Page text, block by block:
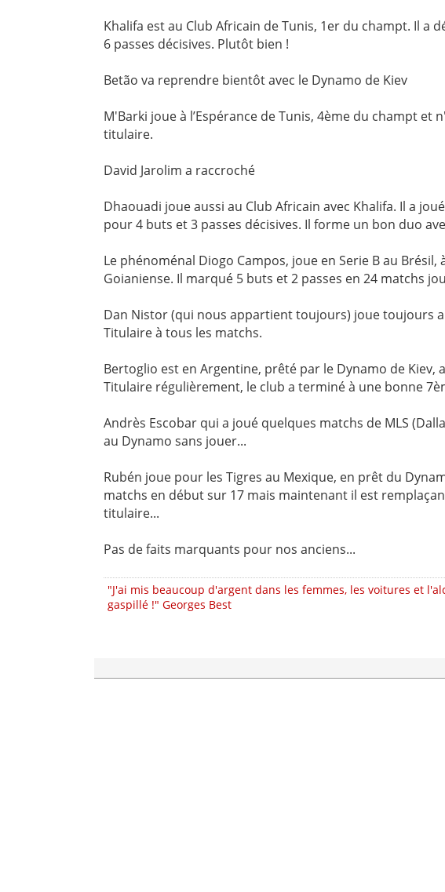
Khalifa est au Club Africain de Tunis, 1er du champt. Il a
6 passes décisives. Plutôt bien !
Betão va reprendre bientôt avec le Dynamo de Kiev
M'Barki joue à l’Espérance de Tunis, 4ème du champt et
titulaire.
David Jarolim a raccroché
Dhaouadi joue aussi au Club Africain avec Khalifa. Il a
pour 4 buts et 3 passes décisives. Il forme un bon duo
Le phénoménal Diogo Campos, joue en Serie B au Brésil,
Goianiense. Il marqué 5 buts et 2 passes en 24 matchs
Dan Nistor (qui nous appartient toujours) joue toujours
Titulaire à tous les matchs.
Bertoglio est en Argentine, prêté par le Dynamo de Kiev,
Titulaire régulièrement, le club a terminé à une bonne
Andrès Escobar qui a joué quelques matchs de MLS
au Dynamo sans jouer...
Rubén joue pour les Tigres au Mexique, en prêt du
matchs en début sur 17 mais maintenant il est
titulaire...
Pas de faits marquants pour nos anciens...
"J'ai mis beaucoup d'argent dans les femmes, les voitures et
gaspillé !" Georges Best